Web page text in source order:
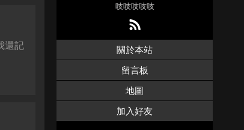
還記
吱吱吱吱吱
關於本站
留言板
地圖
加入好友